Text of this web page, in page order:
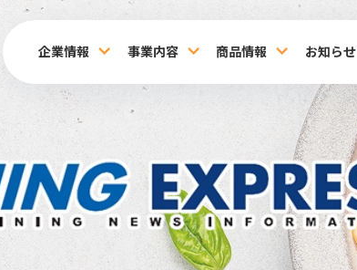
企業情報 事業内容 商品情報 お知らせ